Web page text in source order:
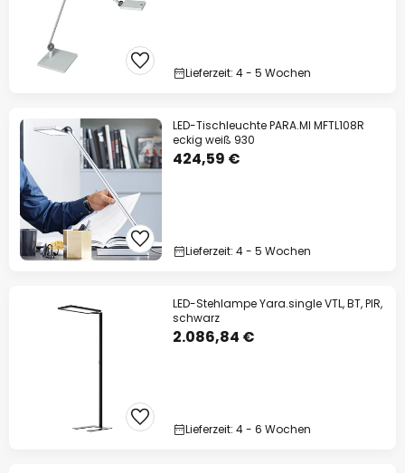
Lieferzeit: 4 - 5 Wochen
LED-Tischleuchte PARA.MI MFTL108R
eckig weiß 930
424,59 €
Lieferzeit: 4 - 5 Wochen
LED-Stehlampe Yara.single VTL, BT, PIR,
schwarz
2.086,84 €
Lieferzeit: 4 - 6 Wochen